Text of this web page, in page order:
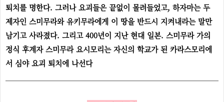
퇴치를 명한다. 그러나 요괴들은 끝없이 몰려들었고, 하자마는 두
제자인 스미무라와 유키무라에게 이 땅을 반드시 지켜내라는 말만
남기고 사라졌다. 그리고 400년이 지난 현대 일본. 스미무라 가의
정식 후계자 스미무라 요시모리는 자신의 학교가 된 카라스모리에
서 심야 요괴 퇴치에 나선다